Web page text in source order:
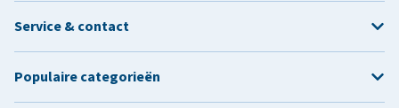
Service & contact
Populaire categorieën